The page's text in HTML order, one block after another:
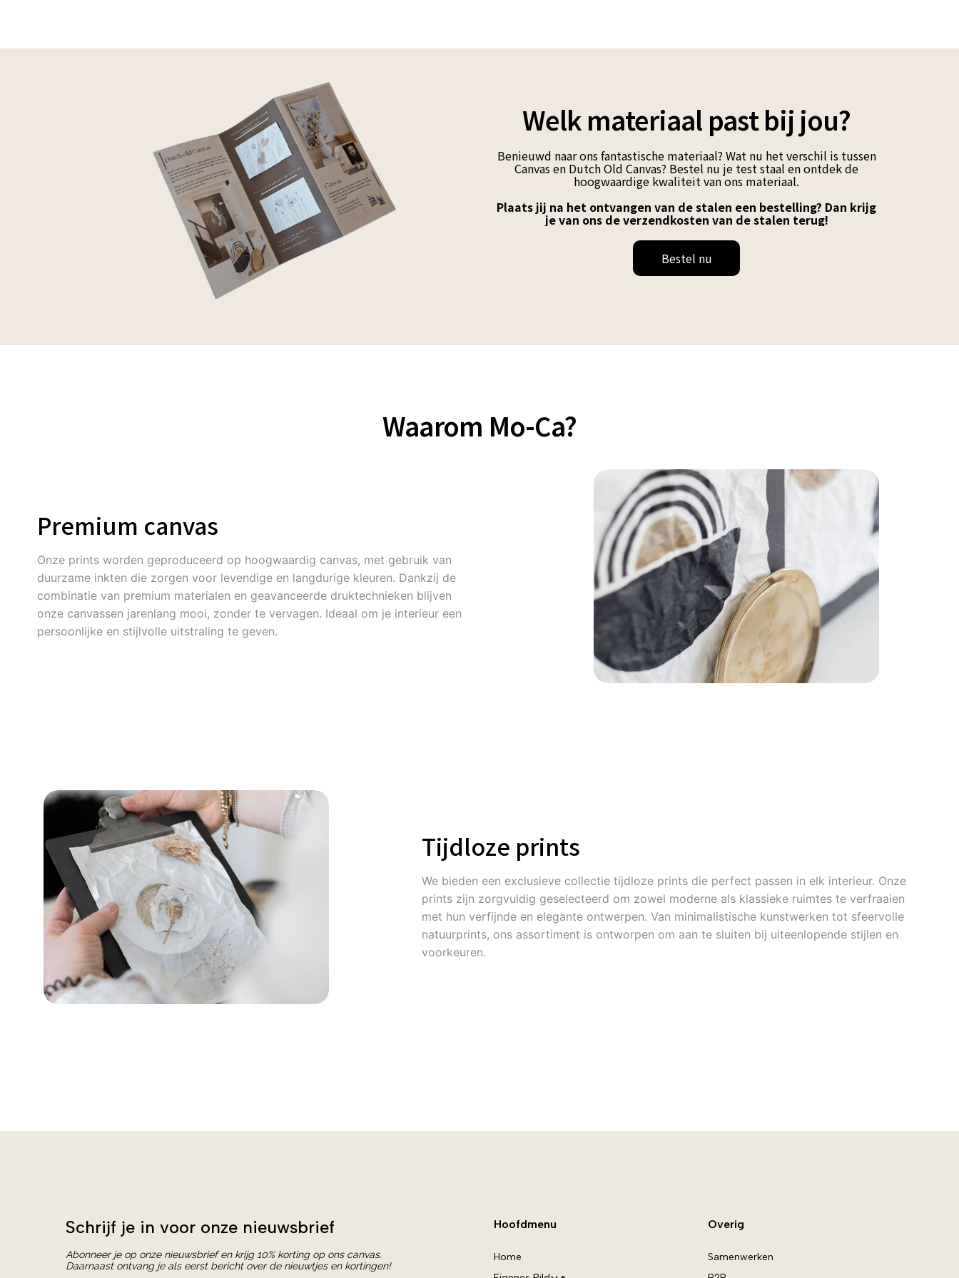
Welk materiaal past bij jou?
Benieuwd naar ons fantastische materiaal? Wat nu het verschil is tussen
Canvas en Dutch Old Canvas? Bestel nu je test staal en ontdek de
hoogwaardige kwaliteit van ons materiaal.
Plaats jij na het ontvangen van de stalen een bestelling? Dan krijg
je van ons de verzendkosten van de stalen terug!
Bestel nu
Waarom Mo-Ca?
Premium canvas
Onze prints worden geproduceerd op hoogwaardig canvas, met gebruik van
duurzame inkten die zorgen voor levendige en langdurige kleuren. Dankzij de
combinatie van premium materialen en geavanceerde druktechnieken blijven
onze canvassen jarenlang mooi, zonder te vervagen. Ideaal om je interieur een
persoonlijke en stijlvolle uitstraling te geven.
Tijdloze prints
We bieden een exclusieve collectie tijdloze prints die perfect passen in elk interieur. Onze
prints zijn zorgvuldig geselecteerd om zowel moderne als klassieke ruimtes te verfraaien
met hun verfijnde en elegante ontwerpen. Van minimalistische kunstwerken tot sfeervolle
natuurprints, ons assortiment is ontworpen om aan te sluiten bij uiteenlopende stijlen en
voorkeuren.
Schrijf je in voor onze nieuwsbrief
Abonneer je op onze nieuwsbrief en krijg 10% korting op ons canvas.
Daarnaast ontvang je als eerst bericht over de nieuwtjes en kortingen!
Hoofdmenu
Home
Overig
Samenwerken